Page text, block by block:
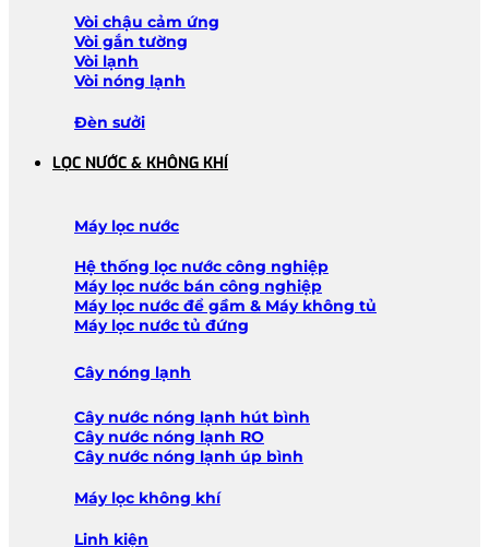
Vòi chậu cảm ứng
Vòi gắn tường
Vòi lạnh
Vòi nóng lạnh
Đèn sưởi
LỌC NƯỚC & KHÔNG KHÍ
Máy lọc nước
Hệ thống lọc nước công nghiệp
Máy lọc nước bán công nghiệp
Máy lọc nước để gầm & Máy không tủ
Máy lọc nước tủ đứng
Cây nóng lạnh
Cây nước nóng lạnh hút bình
Cây nước nóng lạnh RO
Cây nước nóng lạnh úp bình
Máy lọc không khí
Linh kiện